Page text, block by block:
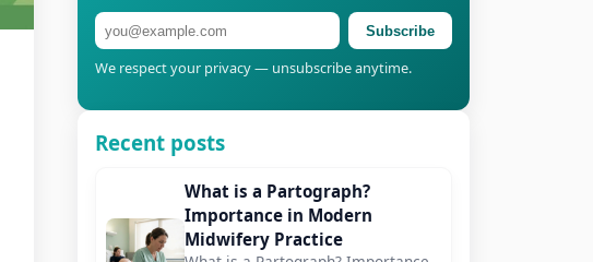
Subscribe
We respect your privacy — unsubscribe anytime.
Recent posts
What is a Partograph?
Importance in Modern
Midwifery Practice